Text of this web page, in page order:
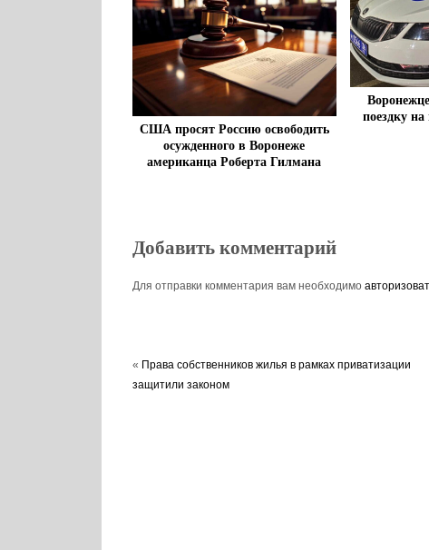
США просят Россию освободить
осужденного в Воронеже
американца Роберта Гилмана
поездку на
Добавить комментарий
Для отправки комментария вам необходимо
« Права собственников жилья в рамках приватизации
защитили законом